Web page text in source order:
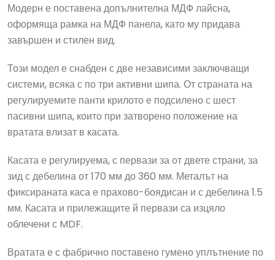
Модерн е поставена допълнителна МДФ лайсна,
оформяща рамка на МДФ панела, като му придава
завършен и стилен вид.
Този модел е снабден с две независими заключващи
системи, всяка с по три активни шипа. От страната на
регулируемите панти крилото е подсилено с шест
пасивни шипа, които при затворено положение на
вратата влизат в касата.
Касата е регулируема, с первази за от двете страни, за
зид с дебелина от 170 мм до 360 мм. Металът на
фиксираната каса е прахово-боядисан и с дебелина 1.5
мм. Касата и прилежащите й первази са изцяло
облечени с MDF.
Вратата е с фабрично поставено гумено уплътнение по